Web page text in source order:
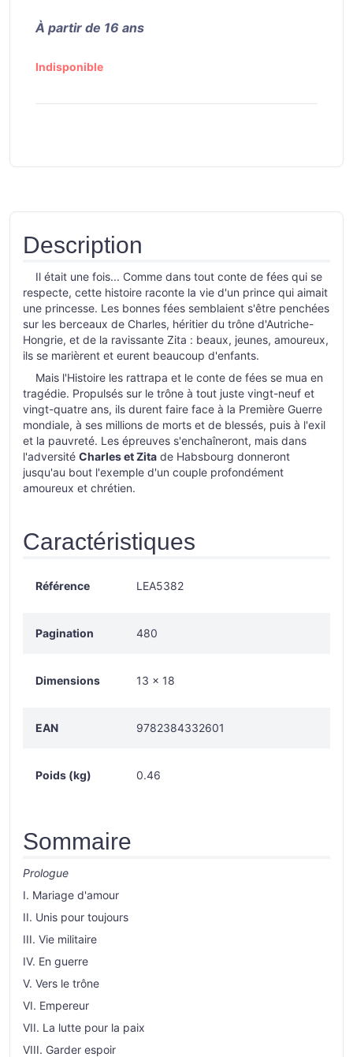
À partir de 16 ans
Indisponible
Description
Il était une fois... Comme dans tout conte de fées qui se
respecte, cette histoire raconte la vie d'un prince qui aimait
une princesse. Les bonnes fées semblaient s'être penchées
sur les berceaux de Charles, héritier du trône d'Autriche-
Hongrie, et de la ravissante Zita : beaux, jeunes, amoureux,
ils se marièrent et eurent beaucoup d'enfants.
Mais l'Histoire les rattrapa et le conte de fées se mua en
tragédie. Propulsés sur le trône à tout juste vingt-neuf et
vingt-quatre ans, ils durent faire face à la Première Guerre
mondiale, à ses millions de morts et de blessés, puis à l'exil
et la pauvreté. Les épreuves s'enchaîneront, mais dans
l'adversité Charles et Zita de Habsbourg donneront
jusqu'au bout l'exemple d'un couple profondément
amoureux et chrétien.
Caractéristiques
Référence LEA5382
Pagination 480
Dimensions 13 x 18
EAN 9782384332601
Poids (kg) 0.46
Sommaire
Prologue
I. Mariage d'amour
II. Unis pour toujours
III. Vie militaire
IV. En guerre
V. Vers le trône
VI. Empereur
VII. La lutte pour la paix
VIII. Garder espoir